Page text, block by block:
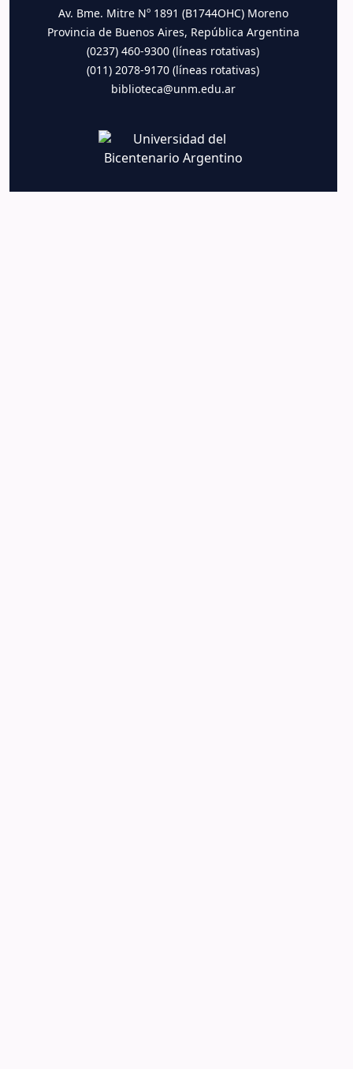
Av. Bme. Mitre Nº 1891 (B1744OHC) Moreno
Provincia de Buenos Aires, República Argentina
(0237) 460-9300 (líneas rotativas)
(011) 2078-9170 (líneas rotativas)
biblioteca@unm.edu.ar